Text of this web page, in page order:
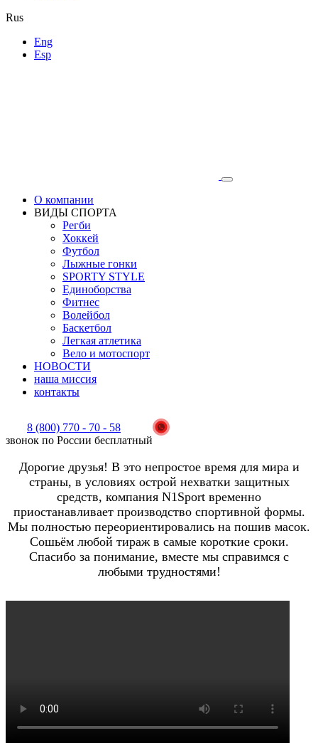
Rus
Eng
Esp
О компании
ВИДЫ СПОРТА
Регби
Хоккей
Футбол
Лыжные гонки
SPORTY STYLE
Единоборства
Фитнес
Волейбол
Баскетбол
Легкая атлетика
Вело и мотоспорт
НОВОСТИ
наша миссия
контакты
8 (800) 770 - 70 - 58
звонок по России бесплатный
Дорогие друзья! В это непростое время для мира и
страны, в условиях острой нехватки защитных
средств, компания N1Sport временно
приостанавливает производство спортивной формы.
Мы полностью переориентировались на пошив масок.
Сошьём любой тираж в самые короткие сроки.
Спасибо за понимание, вместе мы справимся с
любыми трудностями!